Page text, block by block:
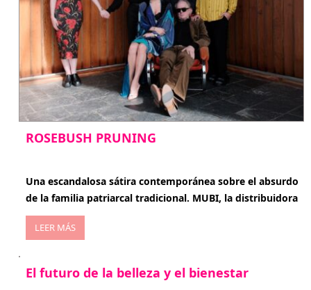
ROSEBUSH PRUNING
Una escandalosa sátira contemporánea sobre el absurdo
de la familia patriarcal tradicional. MUBI, la distribuidora
LEER MÁS
El futuro de la belleza y el bienestar